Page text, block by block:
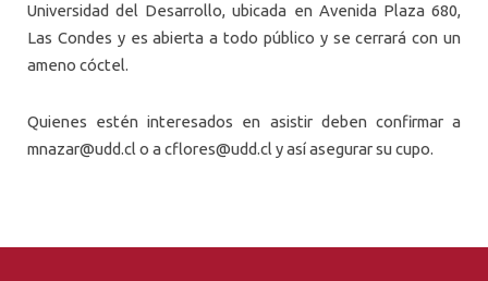
Universidad del Desarrollo, ubicada en Avenida Plaza 680,
Las Condes y es abierta a todo público y se cerrará con un
ameno cóctel.
Quienes estén interesados en asistir deben confirmar a
mnazar@udd.cl o a cflores@udd.cl y así asegurar su cupo.